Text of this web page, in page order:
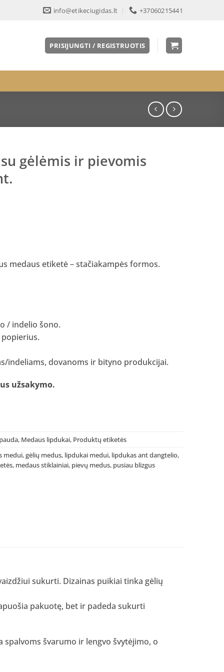
info@etikeciugidas.lt +37060215441
PRISIJUNGTI / REGISTRUOTIS
gėlėmis ir pievomis
medaus etiketė – stačiakampės formos.
/ indelio šono.
indeliams, dovanoms ir bityno produkcijai.
užsakymo.
, Medaus lipdukai, Produktų etiketės
medui,gėlių medus, lipdukai medui, lipdukas ant dangtelio,
, medaus stiklainiai, pievų medus, pusiau blizgus
sukurti. Dizainas puikiai tinka gėlių
pakuotę, bet ir padeda sukurti
švarumo ir lengvo švytėjimo, o